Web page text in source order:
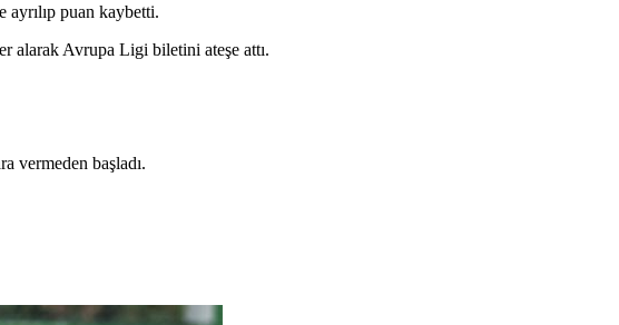
ayrılıp puan kaybetti.
alarak Avrupa Ligi biletini ateşe attı.
vermeden başladı.